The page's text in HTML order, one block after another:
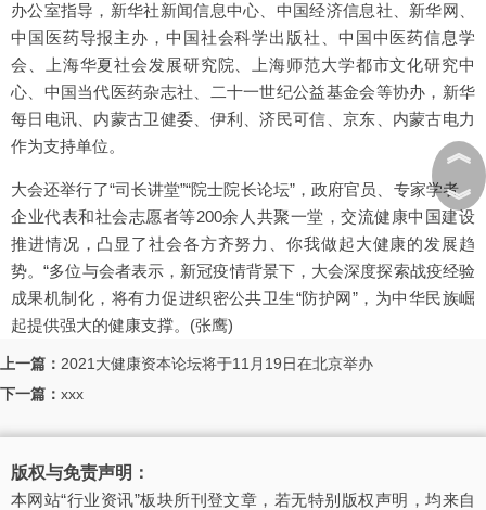
办公室指导，新华社新闻信息中心、中国经济信息社、新华网、
中国医药导报主办，中国社会科学出版社、中国中医药信息学
会、上海华夏社会发展研究院、上海师范大学都市文化研究中
心、中国当代医药杂志社、二十一世纪公益基金会等协办，新华
每日电讯、内蒙古卫健委、伊利、济民可信、京东、内蒙古电力
作为支持单位。
大会还举行了“司长讲堂”“院士院长论坛”，政府官员、专家学者、
企业代表和社会志愿者等200余人共聚一堂，交流健康中国建设
推进情况，凸显了社会各方齐努力、你我做起大健康的发展趋
势。“多位与会者表示，新冠疫情背景下，大会深度探索战疫经验
成果机制化，将有力促进织密公共卫生“防护网”，为中华民族崛
起提供强大的健康支撑。(张鹰)
上一篇： 2021大健康资本论坛将于11月19日在北京举办
下一篇： xxx
版权与免责声明：
本网站“行业资讯”板块所刊登文章，若无特别版权声明，均来自
︽
︾